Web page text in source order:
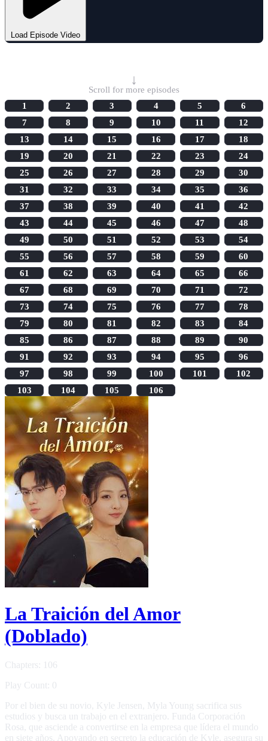
Load Episode Video
↓
Scroll for more episodes
1
2 3 4 5
6
7
8 9 10 11
12
13
14 15 16 17
18
19
20 21 22 23
24
25
26 27 28 29
30
31
32 33 34 35
36
37
38 39 40 41
42
43
44 45 46 47
48
49
50 51 52 53
54
55
56 57 58 59
60
61
62 63 64 65
66
67
68 69 70 71
72
73
74 75 76 77
78
79
80 81 82 83
84
85
86 87 88 89
90
91
92 93 94 95
96
97
98 99 100 101
102
103
104 105 106
La Traición del Amor
(Doblado)
Chapters: 106
Play Count: 0
Por el bien de su novio, Kyle Jensen, Myla Young sacrifica sus
estudios y busca un trabajo en el extranjero. Funda Corporación
Rosa, que asciende a convertirse en la empresa que lídera el mundo
en siete años. Apoyando en secreto la educación de Kyle, asegura su